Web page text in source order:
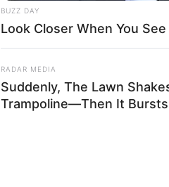
Eingabe prüfen:
Unpassende und
Das Wissen, das
BUZZ DAY
Look Closer When You
RADAR MEDIA
Suddenly, The Lawn
Trampoline—Then It